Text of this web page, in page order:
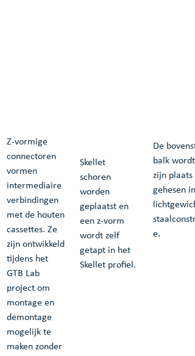
Z-vormige
connectoren
vormen
intermediaire
verbindingen
met de houten
cassettes. Ze
zijn ontwikkeld
tijdens het
GTB Lab
project om
montage en
demontage
mogelijk te
maken zonder
Skellet
schoren
worden
geplaatst en
een z-vorm
wordt zelf
getapt in het
Skellet profiel.
De
balk wordt
zijn plaats
gehesen
e.